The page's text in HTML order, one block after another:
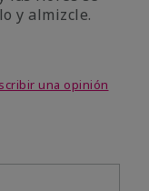
y almizcle.
una opinión